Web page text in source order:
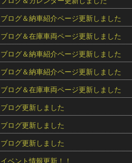
ブログ＆納車紹介ページ更新しました
ブログ＆在庫車両ページ更新しました
ブログ＆納車紹介ページ更新しました
ブログ＆納車紹介ページ更新しました
ブログ＆在庫車両ページ更新しました
ブログ更新しました
ブログ更新しました
ブログ更新しました
イベント情報更新！！